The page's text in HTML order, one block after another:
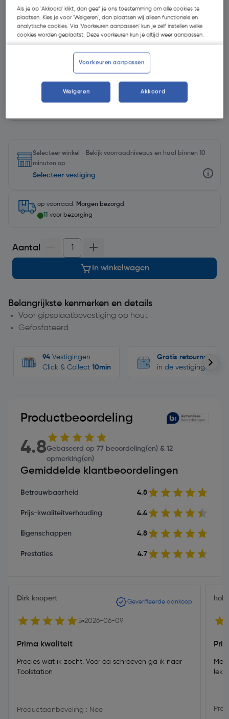
| Excl. btw € 10,78
Kies productvariant(5)
Selecteer winkel - Bekijk voorraadniveaus en haal binnen 10
minuten op
Selecteer vestiging
op voorraad. Morgen bezorgd .
11 voor bezorging
Aantal
In winkelwagen
Belangrijkste kenmerken en details
Voor gipsplaatbevestiging op hout
Gefosfateerd
94 Vestigingen
Click & Collect 10min
Gratis retourneren
in de vestigingen
Productbeoordeling
4.8Gebaseerd op 77 beoordeling(en) & 12
opmerking(en)
Gemiddelde klantbeoordelingen
Betrouwbaarheid 4.8
Prijs-kwaliteitverhouding 4.4
Eigenschappen 4.8
Prestaties 4.7
Dirk knopert Geverifieerde aankoop
5 2026-06-09
Prima kwaliteit
Precies wat ik zocht. Voor oa schroeven ga ik naar
Toolstation
Productaanbeveling : Nee
Met
Als je op 'Akkoord' klikt, dan geef je ons toestemming om alle cookies te
plaatsen. Kies je voor 'Weigeren', dan plaatsen wij alleen functionele en
analytische cookies. Via 'Voorkeuren aanpassen' kun je zelf instellen welke
cookies worden geplaatst. Deze voorkeuren kun je altijd weer aanpassen.
Voorkeuren aanpassen
Weigeren Akkoord